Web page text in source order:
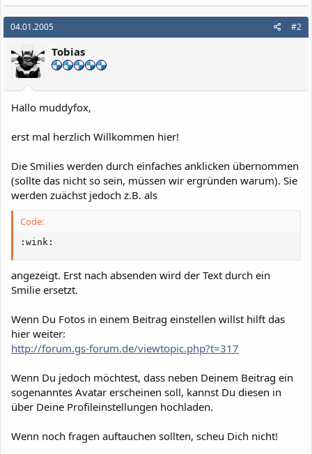
04.01.2005 #2
Tobias
Hallo muddyfox,
erst mal herzlich Willkommen hier!
Die Smilies werden durch einfaches anklicken übernommen
(sollte das nicht so sein, müssen wir ergründen warum). Sie
werden zuächst jedoch z.B. als
Code:
:wink:
angezeigt. Erst nach absenden wird der Text durch ein
Smilie ersetzt.
Wenn Du Fotos in einem Beitrag einstellen willst hilft das
hier weiter:
http://forum.gs-forum.de/viewtopic.php?t=317
Wenn Du jedoch möchtest, dass neben Deinem Beitrag ein
sogenanntes Avatar erscheinen soll, kannst Du diesen in
über Deine Profileinstellungen hochladen.
Wenn noch fragen auftauchen sollten, scheu Dich nicht!